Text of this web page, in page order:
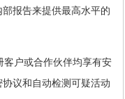
报告来提供最高水平的
户或合作伙伴均享有安
议和自动检测可疑活动